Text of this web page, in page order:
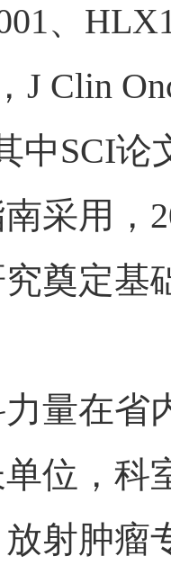
、
J Clin
中SCI论
采用，
奠定基
在省内
位，科
射肿瘤